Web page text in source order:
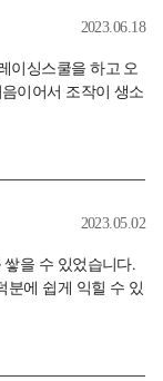
2023.06.18
이싱스쿨을 하고 오
및 답력에 많은 도
. 더욱 연습하여 레
2023.05.02
을 수 있었습니다.
분에 쉽게 익힐 수 있